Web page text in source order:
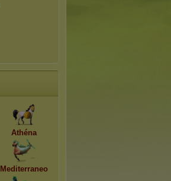
Athéna
Mediterraneo